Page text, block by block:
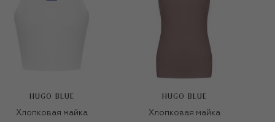
HUGO BLUE
Хлопковая майка
HUGO BLUE
Хлопковая майка